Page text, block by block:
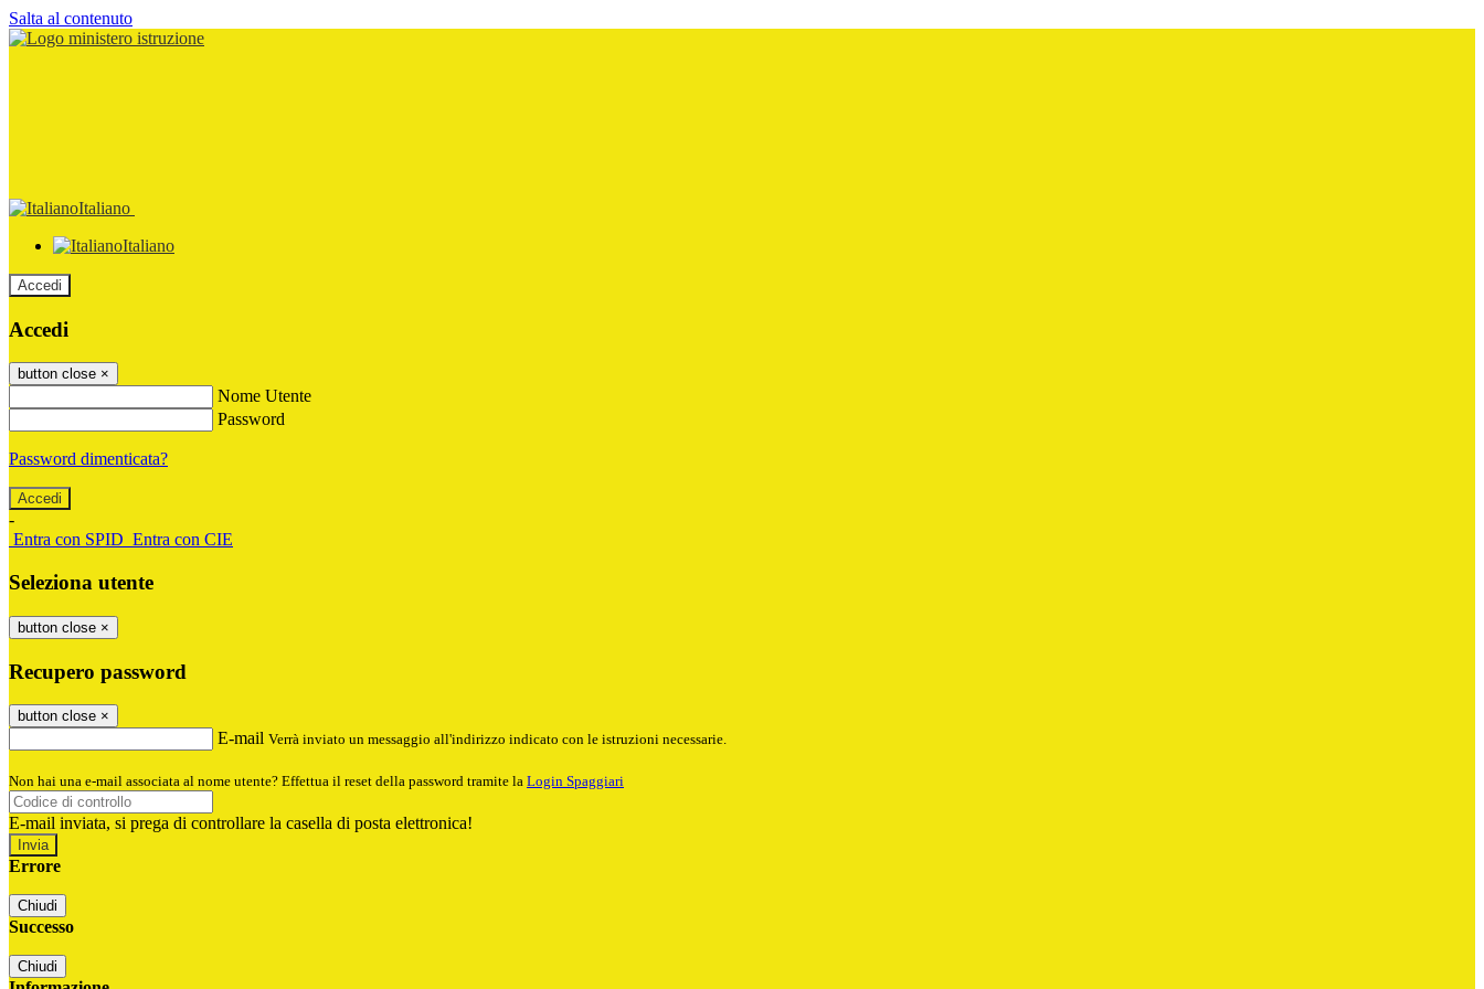
Salta al contenuto
Italiano
Italiano
Accedi
Accedi
button close ×
Nome Utente
Password
Password dimenticata?
-
Entra con SPID Entra con CIE
Seleziona utente
button close ×
Recupero password
button close ×
E-mail Verrà inviato un messaggio all'indirizzo indicato con le istruzioni necessarie.
Non hai una e-mail associata al nome utente? Effettua il reset della password tramite la Login Spaggiari
E-mail inviata, si prega di controllare la casella di posta elettronica!
Errore
Chiudi
Successo
Chiudi